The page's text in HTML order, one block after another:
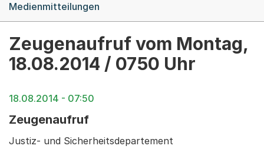
Medienmitteilungen
Zeugenaufruf vom Montag,
18.08.2014 / 0750 Uhr
18.08.2014 - 07:50
Zeugenaufruf
Justiz- und Sicherheitsdepartement